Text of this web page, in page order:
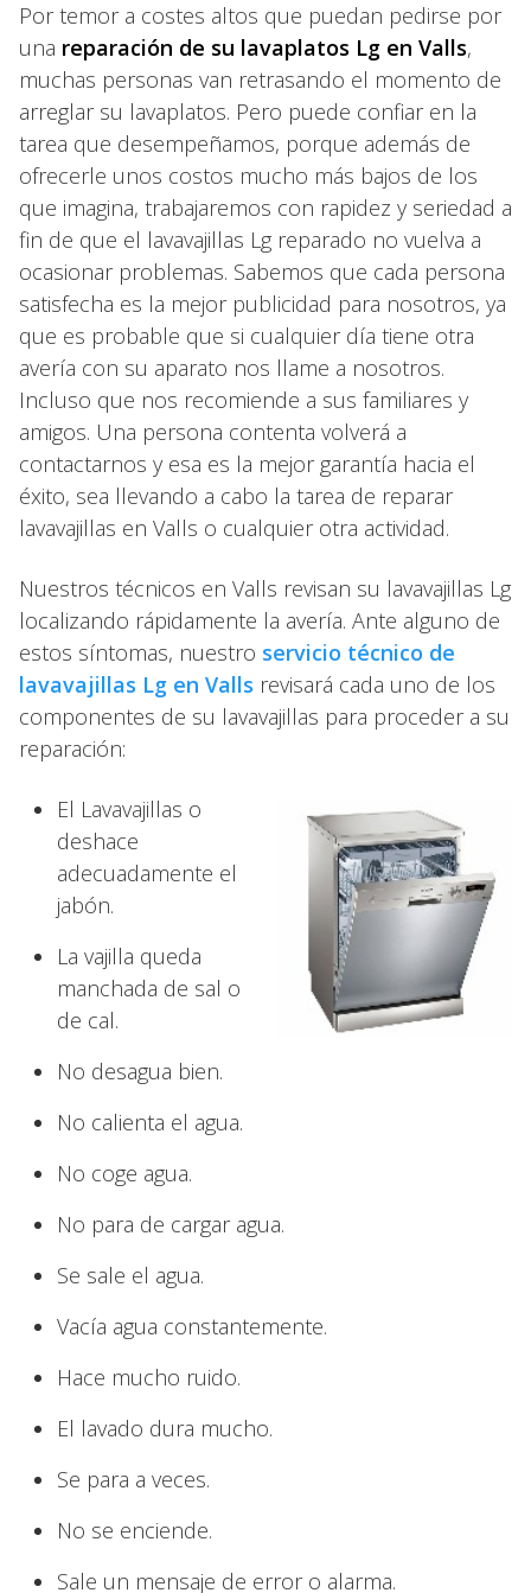
Por temor a costes altos que puedan pedirse por
una reparación de su lavaplatos Lg en Valls,
muchas personas van retrasando el momento de
arreglar su lavaplatos. Pero puede confiar en la
tarea que desempeñamos, porque además de
ofrecerle unos costos mucho más bajos de los
que imagina, trabajaremos con rapidez y seriedad a
fin de que el lavavajillas Lg reparado no vuelva a
ocasionar problemas. Sabemos que cada persona
satisfecha es la mejor publicidad para nosotros, ya
que es probable que si cualquier día tiene otra
avería con su aparato nos llame a nosotros.
Incluso que nos recomiende a sus familiares y
amigos. Una persona contenta volverá a
contactarnos y esa es la mejor garantía hacia el
éxito, sea llevando a cabo la tarea de reparar
lavavajillas en Valls o cualquier otra actividad.
Nuestros técnicos en Valls revisan su lavavajillas Lg
localizando rápidamente la avería. Ante alguno de
estos síntomas, nuestro servicio técnico de
lavavajillas Lg en Valls revisará cada uno de los
componentes de su lavavajillas para proceder a su
reparación:
El Lavavajillas o
deshace
adecuadamente el
jabón.
La vajilla queda
manchada de sal o
de cal.
No desagua bien.
No calienta el agua.
No coge agua.
No para de cargar agua.
Se sale el agua.
Vacía agua constantemente.
Hace mucho ruido.
El lavado dura mucho.
Se para a veces.
No se enciende.
Sale un mensaje de error o alarma.